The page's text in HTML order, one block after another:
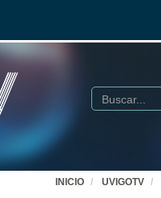
Buscar
INICIO UVIGOTV